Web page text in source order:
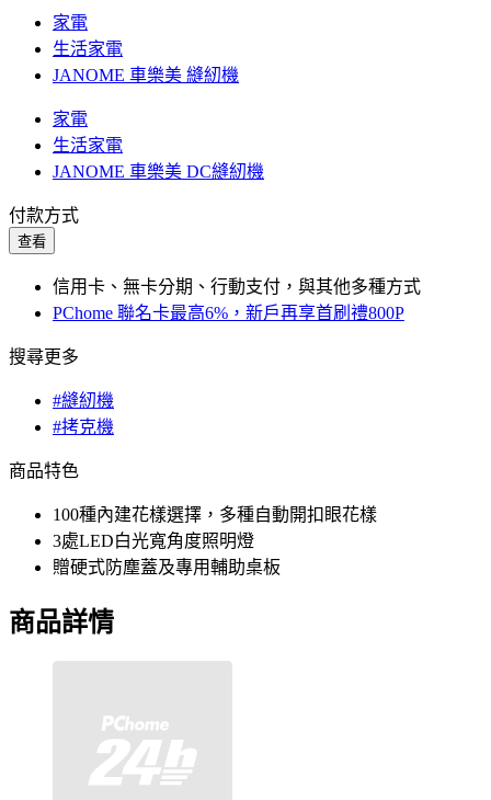
家電
生活家電
JANOME 車樂美 縫紉機
家電
生活家電
JANOME 車樂美 DC縫紉機
付款方式
查看
信用卡、無卡分期、行動支付，與其他多種方式
PChome 聯名卡最高6%，新戶再享首刷禮800P
搜尋更多
#縫紉機
#拷克機
商品特色
100種內建花樣選擇，多種自動開扣眼花樣
3處LED白光寬角度照明燈
贈硬式防塵蓋及專用輔助桌板
商品詳情